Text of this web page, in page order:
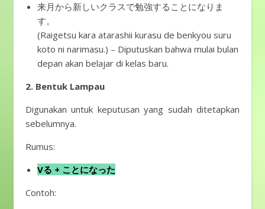
来月から新しいクラスで勉強することになりま
す。
(Raigetsu kara atarashii kurasu de benkyou suru
koto ni narimasu.) – Diputuskan bahwa mulai bulan
depan akan belajar di kelas baru.
2. Bentuk Lampau
Digunakan untuk keputusan yang sudah ditetapkan
sebelumnya.
Rumus:
Vる + ことになった
Contoh: